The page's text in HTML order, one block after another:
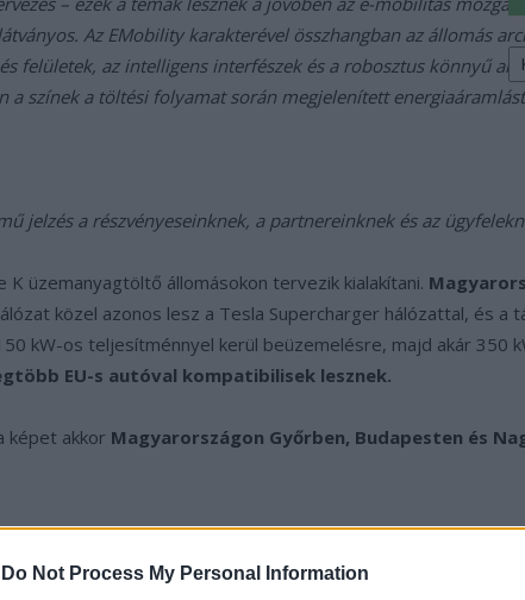
Do Not Process My Personal Information
Az EMobility karakterével összhangban az állomás
felületek, az intelligens interfészek és a robosztus könnyű
a színek a töltési folyamat során megjelenített
jelzés a részvényeseinknek, a partnereinknek és az
K üzemanyagtöltő állomásokon tervezik kialakítani.
közel azonos lesz a Tesla Supercharger hálózattal, és
kW-os teljesítménnyel kerül beüzemelésre, majd akár 350
EU-s autóval kompatibilisek lesznek.
képet akkor Magyarországon Győrben, Budapesten és